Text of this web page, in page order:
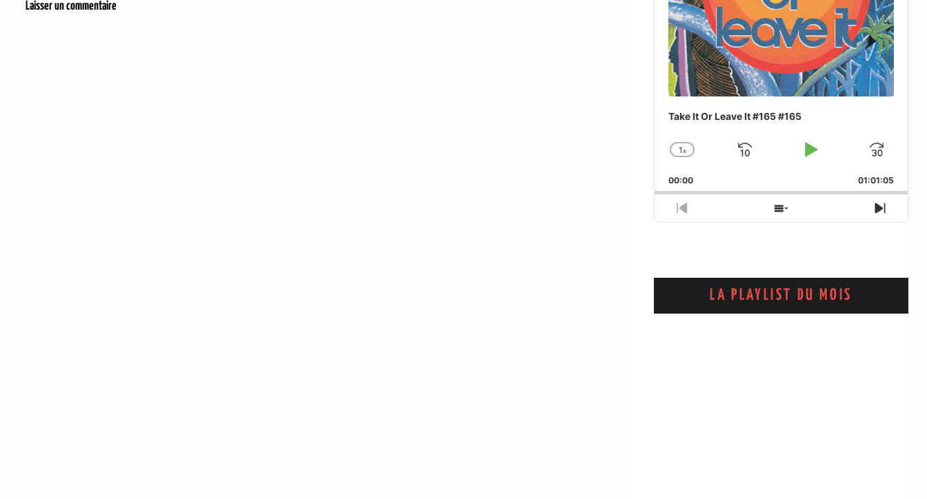
Laisser un commentaire
Take It Or Leave It #165 #165
Change
Rate
1x
Skip
Play
Pause
00:00 01:01:05
Previous
Episode
Show
Episodes
Next
LA PLAYLIST DU MOIS